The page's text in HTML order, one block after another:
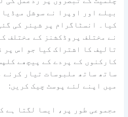
بیلے اور اوپرا نے سوشل
کیا۔ انسٹاگرام پر شیئر کی
نے مختلف پروڈکشنز کے مختلف
تالیف کا اشتراک کیا جو اس پر
کارکنوں کے پردے کے پیچھے
ساتھ ساتھ ملبوسات تیار کرنے
میں اپنے لئے پوسٹ چیک کریں:
مجموعی طور پر، ایسا لگتا ہے